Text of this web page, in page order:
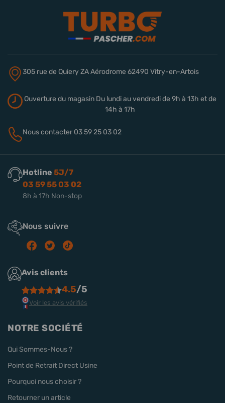
305 rue de QuieryZA Aérodrome 62490 Vitry-en-Artois
Ouverture du magasinDu lundi au vendredi de 9h à 13h et de
14h à 17h
Nous contacter 03 59 25 03 02
Hotline 5J/7
03 59 55 03 02
8h à 17h Non-stop
Nous suivre
Avis clients
4.5/5
Voir les avis vérifiés
NOTRE SOCIÉTÉ
Qui Sommes-Nous ?
Point de Retrait Direct Usine
Pourquoi nous choisir ?
Retourner un article